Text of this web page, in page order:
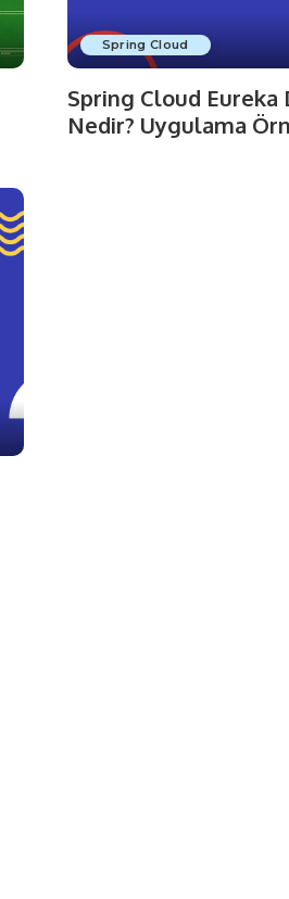
Spring Cloud
Spring Cloud Eureka
Nedir? Uygulama